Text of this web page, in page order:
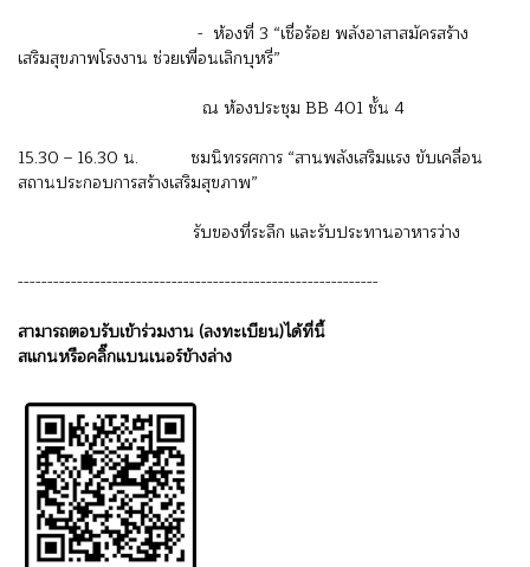
- ห้องที่ 3 “เชื่อร้อย พลังอาสาสมัครสร้าง
เสริมสุขภาพโรงงาน ช่วยเพื่อนเลิกบุหรี่”
ณ ห้องประชุม BB 401 ชั้น 4
15.30 – 16.30 น. ชมนิทรรศการ “สานพลังเสริมแรง ขับเคลื่อน
สถานประกอบการสร้างเสริมสุขภาพ”
รับของที่ระลึก และรับประทานอาหารว่าง
-------------------------------------------------------------
สามารถตอบรับเข้าร่วมงาน (ลงทะเบียน)ได้ที่นี้
สแกนหรือคลิ๊กแบนเนอร์ข้างล่าง